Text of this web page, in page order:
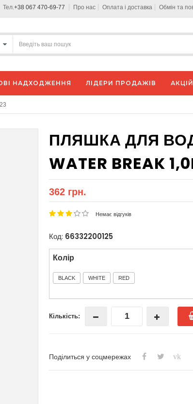
Тел.+38 067 470-69-77 Про нас Оплата і доставка Обмін та
НАДХОДЖЕННЯ ЛІДЕРИ ПРОДАЖІВ
ПЛЯШКА ДЛЯ
WATER BREAK
362 грн.
Немає відгуків
Код: 66332200125
Колір
BLACK WHITE RED
Кількість:
Поділиться у соцмережах vk